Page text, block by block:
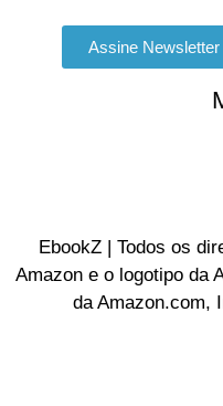
Assine Newsletter
EbookZ | Todos os
Amazon e o logotipo da
da Amazon.com,